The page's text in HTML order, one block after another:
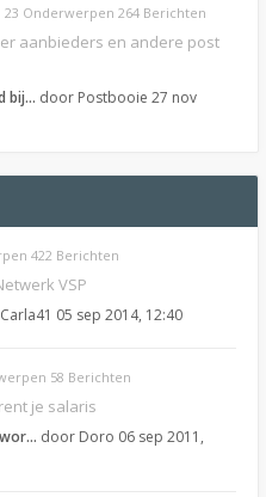
23 Onderwerpen 264 Berichten
aanbieders en andere post
bij… door Postbooie 27 nov
422 Berichten
VSP
Carla41 05 sep 2014, 12:40
58 Berichten
je salaris
door Doro 06 sep 2011,